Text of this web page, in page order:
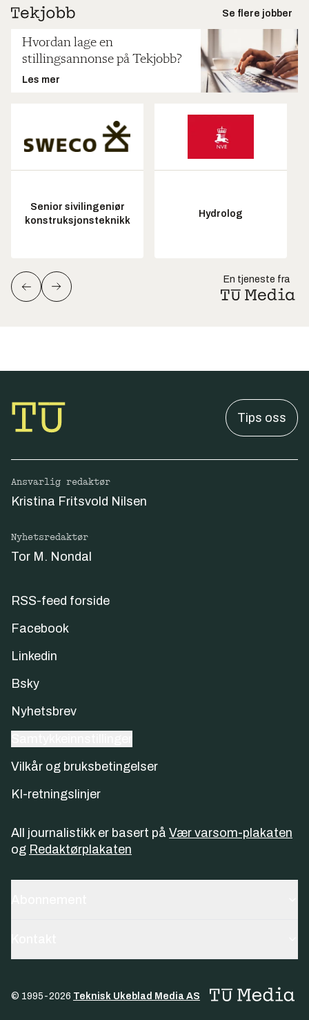
Se flere jobber
Hvordan lage en
stillingsannonse på Tekjobb?
Les mer
Senior sivilingeniør
konstruksjonsteknikk
Hydrolog
En tjeneste fra
Tips oss
Ansvarlig redaktør
Kristina Fritsvold Nilsen
Nyhetsredaktør
Tor M. Nondal
RSS-feed forside
Facebook
Linkedin
Bsky
Nyhetsbrev
Vilkår og bruksbetingelser
KI-retningslinjer
All journalistikk er basert på Vær varsom-plakaten
og Redaktørplakaten
© 1995-2026 Teknisk Ukeblad Media AS